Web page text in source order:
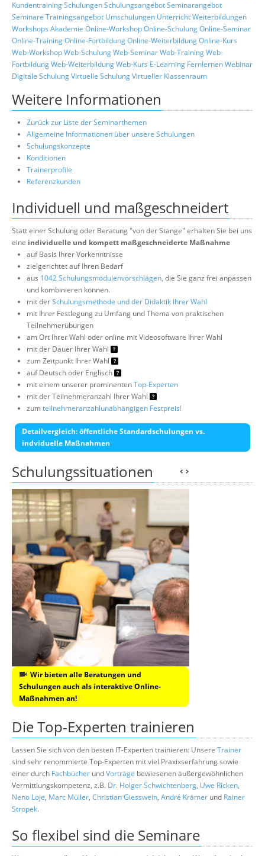
KundentrainingSchulungenSchulungsangebotSeminarangebot
Seminare Trainingsangebot Umschulungen UnterrichtWeiterbildungen
Workshops Akademie Online-WorkshopOnline-SchulungOnline-Seminar
Online-TrainingOnline-FortbildungOnline-WeiterbildungOnline-Kurs
Web-WorkshopWeb-SchulungWeb-SeminarWeb-TrainingWeb-
FortbildungWeb-WeiterbildungWeb-Kurs E-Learning FernlernenWebinar
Digitale SchulungVirtuelle SchulungVirtueller Klassenraum
Weitere Informationen
Zurück zur Liste der Seminarthemen
Allgemeine Informationen über unsere Schulungen
Schulungskonzepte
Konditionen
Trainerprofile
Referenzkunden
Individuell und maßgeschneidert
Statt einer Schulung oder Beratung "von der Stange" erhalten Sie bei uns
eine individuelle und kompett maßgeschneiderte Maßnahme
auf Basis Ihrer Vorkenntnisse
zielgerichtet auf Ihren Bedarf
aus 1042 Schulungsmodulenvorschlägen, die Sie ganz frei anpassen
und kombinieren können.
mit derSchulungsmethode und der Didaktik Ihrer Wahl
mit Ihrer Festlegung zu Umfang und Thema von praktischen
Teilnehmerübungen
am Ort Ihrer Wahl oder online mit Videosoftware Ihrer Wahl
mit der Dauer Ihrer Wahl
zum Zeitpunkt Ihrer Wahl
auf Deutsch oder Englisch
mit einem unserer prominentenTop-Experten
mit der Teilnehmeranzahl Ihrer Wahl
zumteilnehmeranzahlunabhängigen Festpreis!
Detailvergleich: öffentliche Standardschulungen vs.
indviduelle Maßnahmen
Schulungssituationen
Wir bieten alle Beratungen und
Schulungen auch als interaktive Online-
Maßnahmen an!
Die Top-Experten trainieren
Lassen Sie sich von den besten IT-Experten trainieren: Unsere Trainer
sind sehr renommierte Top-Experten mit viel Praxixserfahrung sowie
einer durch Fachbücher undVorträge bewiesenen außergewöhnlichen
Vermittlungskompetenz, z.B. Dr. Holger Schwichtenberg, Uwe Ricken,
Neno Loje, Marc Müller, Christian Giesswein, André Krämer und Rainer
Stropek.
So flexibel sind die Seminare